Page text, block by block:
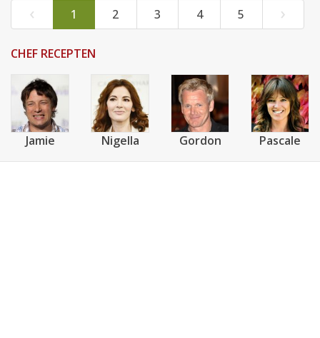
‹ 1 2 3 4 5 ›
CHEF RECEPTEN
Jamie Nigella Gordon Pascale